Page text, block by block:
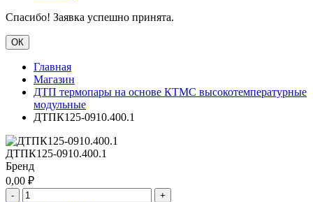
Спасибо! Заявка успешно принята.
ОК
Главная
Магазин
ДТП термопары на основе КТМС высокотемпературные
модульные
ДТПК125-0910.400.1
ДТПК125-0910.400.1
Бренд
0,00 ₽
- +